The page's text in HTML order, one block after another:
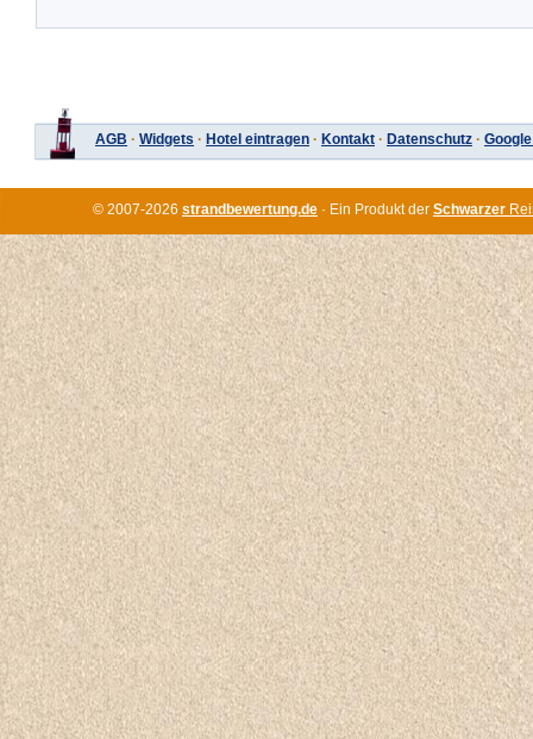
AGB · Widgets · Hotel eintragen · Kontakt · Datenschutz ·
© 2007-2026 strandbewertung.de · Ein Produkt der Schwarzer